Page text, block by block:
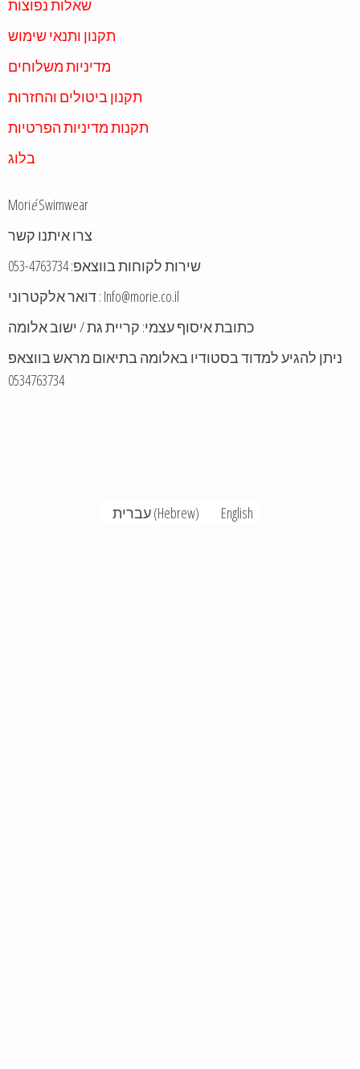
שאלות נפוצות
תקנון ותנאי שימוש
מדיניות משלוחים
תקנון ביטולים והחזרות
תקנות מדיניות הפרטיות
בלוג
MoriéSwimwear
דואר אלקטרוני : Info@morie.co.il
ניתן להגיע למדוד בסטודיו באלומה בתיאום מראש בווצאפ
0534763734
עברית(Hebrew) English